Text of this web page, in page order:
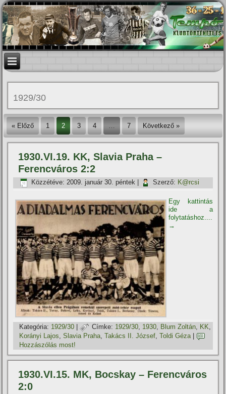
1929/30
« Előző 1 2 3 4 … 7 Következő »
1930.VI.19. KK, Slavia Praha –
Ferencváros 2:2
Közzétéve: 2009. január 30. péntek Szerző: K@rcsi
Egy kattintás
ide a
folytatáshoz....
→
Kategória: 1929/30 | Címke: 1929/30, 1930, Blum Zoltán, KK,
Korányi Lajos,Slavia Praha,Takács II. József,Toldi Géza|
Hozzászólás most!
1930.VI.15. MK, Bocskay – Ferencváros
2:0